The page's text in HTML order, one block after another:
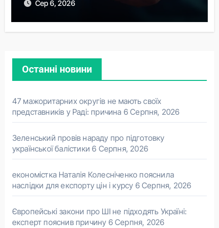
Сер 6, 2026
Останні новини
47 мажоритарних округів не мають своїх
представників у Раді: причина 6 Серпня, 2026
Зеленський провів нараду про підготовку
української балістики 6 Серпня, 2026
економістка Наталія Колесніченко пояснила
наслідки для експорту цін і курсу 6 Серпня, 2026
Європейські закони про ШІ не підходять Україні:
експерт пояснив причину 6 Серпня, 2026